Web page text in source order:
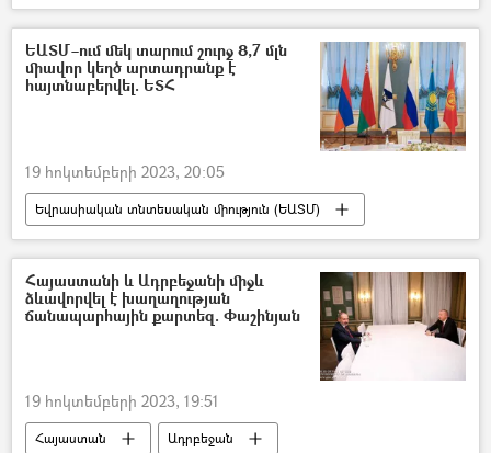
ՀԱՄԱՍ
Պաղեստին
գերի
պատանդ
ԵԱՏՄ–ում մեկ տարում շուրջ 8,7 մլն
միավոր կեղծ արտադրանք է
հայտնաբերվել. ԵՏՀ
19 հոկտեմբերի 2023, 20:05
Եվրասիական տնտեսական միություն (ԵԱՏՄ)
ապրանք
հանձնաժողով
Հայաստանի և Ադրբեջանի միջև
ձևավորվել է խաղաղության
ճանապարհային քարտեզ. Փաշինյան
19 հոկտեմբերի 2023, 19:51
Հայաստան
Ադրբեջան